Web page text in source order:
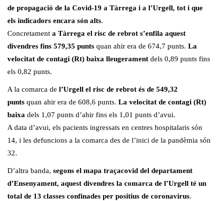
de propagació de la Covid-19 a Tàrrega i a l’Urgell, tot i que
els indicadors encara són alts.
Concretament a Tàrrega el risc de rebrot s’enfila aquest
divendres fins 579,35 punts quan ahir era de 674,7 punts. La
velocitat de contagi (Rt) baixa lleugerament dels 0,89 punts fins
els 0,82 punts.
A la comarca de l’Urgell el risc de rebrot és de 549,32
punts quan ahir era de 608,6 punts. La velocitat de contagi (Rt)
baixa dels 1,07 punts d’ahir fins els 1,01 punts d’avui.
A data d’avui, els pacients ingressats en centres hospitalaris són
14, i les defuncions a la comarca des de l’inici de la pandèmia són
32.
D’altra banda, segons el mapa traçacovid del departament
d’Ensenyament, aquest divendres la comarca de l’Urgell té un
total de 13 classes confinades per positius de coronavirus.